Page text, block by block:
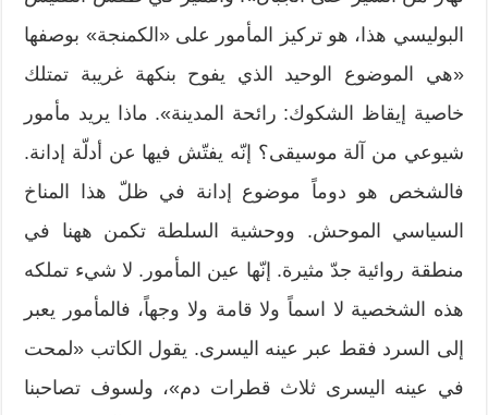
البوليسي هذا، هو تركيز المأمور على «الكمنجة» بوصفها
«هي الموضوع الوحيد الذي يفوح بنكهة غريبة تمتلك
خاصية إيقاظ الشكوك: رائحة المدينة». ماذا يريد مأمور
شيوعي من آلة موسيقى؟ إنّه يفتّش فيها عن أدلّة إدانة.
فالشخص هو دوماً موضوع إدانة في ظلّ هذا المناخ
السياسي الموحش. ووحشية السلطة تكمن ههنا في
منطقة روائية جدّ مثيرة. إنّها عين المأمور. لا شيء تملكه
هذه الشخصية لا اسماً ولا قامة ولا وجهاً، فالمأمور يعبر
إلى السرد فقط عبر عينه اليسرى. يقول الكاتب «لمحت
في عينه اليسرى ثلاث قطرات دم»، ولسوف تصاحبنا